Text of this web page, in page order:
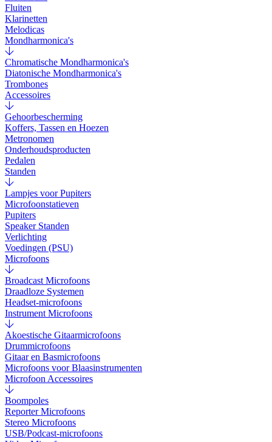
Fluiten
Klarinetten
Melodicas
Mondharmonica's
Chromatische Mondharmonica's
Diatonische Mondharmonica's
Trombones
Accessoires
Gehoorbescherming
Koffers, Tassen en Hoezen
Metronomen
Onderhoudsproducten
Pedalen
Standen
Lampjes voor Pupiters
Microfoonstatieven
Pupiters
Speaker Standen
Verlichting
Voedingen (PSU)
Microfoons
Broadcast Microfoons
Draadloze Systemen
Headset-microfoons
Instrument Microfoons
Akoestische Gitaarmicrofoons
Drummicrofoons
Gitaar en Basmicrofoons
Microfoons voor Blaasinstrumenten
Microfoon Accessoires
Boompoles
Reporter Microfoons
Stereo Microfoons
USB/Podcast-microfoons